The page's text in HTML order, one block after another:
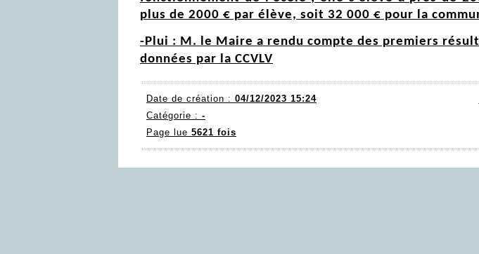
plus de 2000 € par élève, soit 32 000 € pour la
-Plui : M. le Maire a rendu compte des premiers
données par la CCVLV
Date de création : 04/12/2023 15:24
Catégorie : -
Page lue 5621 fois